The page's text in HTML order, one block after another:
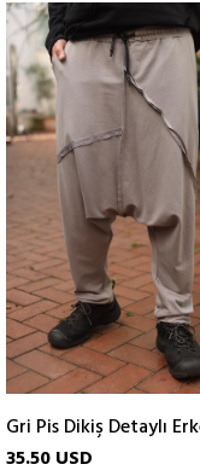
35.50 USD